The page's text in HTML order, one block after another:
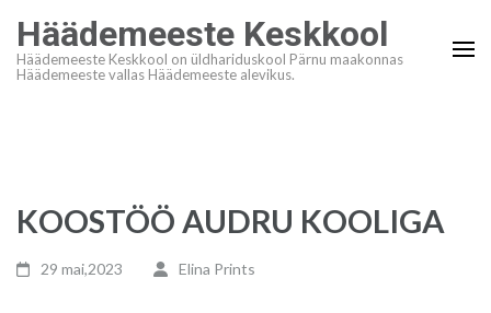
content
Häädemeeste Keskkool
Häädemeeste Keskkool on üldhariduskool Pärnu maakonnas
Häädemeeste vallas Häädemeeste alevikus.
KOOSTÖÖ AUDRU KOOLIGA
29 mai,2023 Elina Prints